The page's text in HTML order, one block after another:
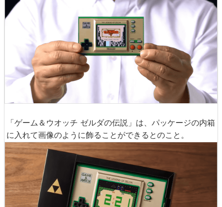
「ゲーム＆ウオッチ ゼルダの伝説」は、パッケージの内箱
に入れて画像のように飾ることができるとのこと。